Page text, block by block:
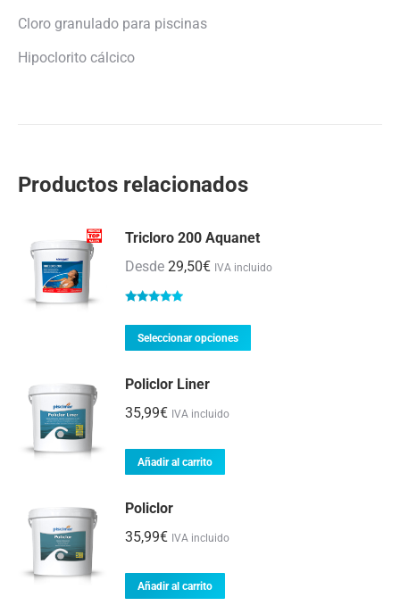
Cloro granulado para piscinas
Hipoclorito cálcico
Productos relacionados
Tricloro 200 Aquanet
Desde 29,50€ IVA incluido
con5.00de
Seleccionar opciones
Policlor Liner
35,99€ IVA incluido
Añadir al carrito
Policlor
35,99€ IVA incluido
Añadir al carrito